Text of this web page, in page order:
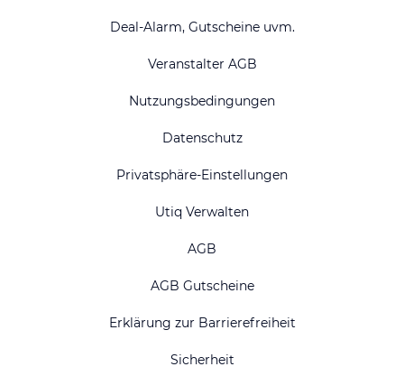
Deal-Alarm, Gutscheine uvm.
Veranstalter AGB
Nutzungsbedingungen
Datenschutz
Privatsphäre-Einstellungen
Utiq Verwalten
AGB
AGB Gutscheine
Erklärung zur Barrierefreiheit
Sicherheit